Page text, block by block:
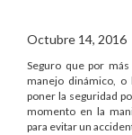
Octubre 14, 2016
Seguro que por
manejo dinámico,
poner la seguridad
momento en la
para evitar un